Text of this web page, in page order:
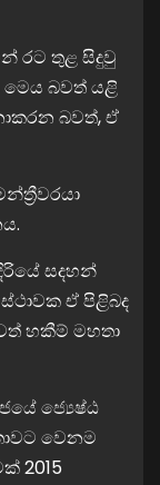
රට තුළ සිදුවු
මෙය බවත් යළි
බවත්, ඒ
සදහන්
ඒ පිළිබද
හකීම් මහතා
ජ්‍යෙෂ්ඨ
වෙනම
2015